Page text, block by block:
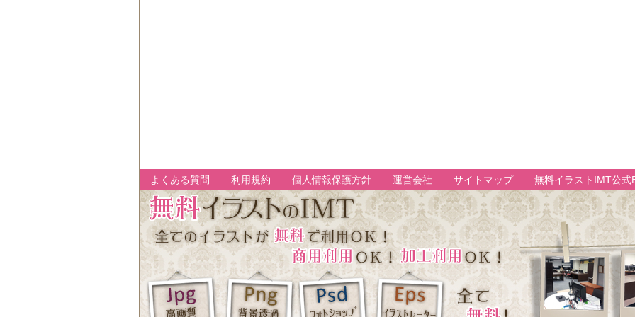
よくある質問 利用規約 個人情報保護方針 運営会社 サイトマップ 無料イラストIMT公式